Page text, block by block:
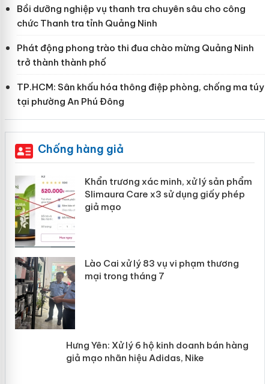
Bồi dưỡng nghiệp vụ thanh tra chuyên sâu cho công
chức Thanh tra tỉnh Quảng Ninh
Phát động phong trào thi đua chào mừng Quảng Ninh
trở thành thành phố
TP.HCM: Sân khấu hóa thông điệp phòng, chống ma túy
tại phường An Phú Đông
Chống hàng giả
Khẩn trương xác minh, xử lý sản phẩm
Slimaura Care x3 sử dụng giấy phép
giả mạo
Lào Cai xử lý 83 vụ vi phạm thương
mại trong tháng 7
Hưng Yên: Xử lý 6 hộ kinh doanh bán
hàng giả mạo nhãn hiệu Adidas, Nike